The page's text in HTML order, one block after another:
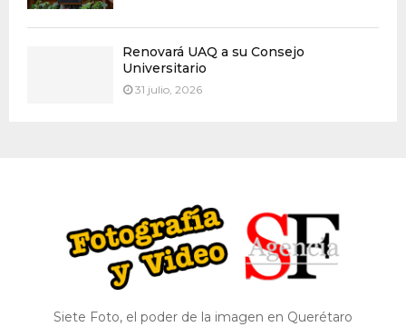
Renovará UAQ a su Consejo
Universitario
31 julio, 2026
Siete Foto, el poder de la imagen en Querétaro